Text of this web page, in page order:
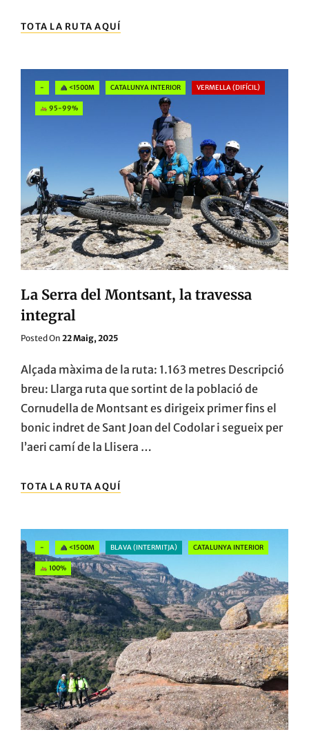
TOTA LA RUTA AQUÍ
DEL
BERTÍ-
TAGAMANENT
Categories
- <1500M CATALUNYA INTERIOR VERMELLA (DIFÍCIL)
95-99%
La Serra del Montsant, la travessa
integral
Posted On Posted
22 Maig, 2025
Alçada màxima de la ruta: 1.163 metres Descripció
breu: Llarga ruta que sortint de la població de
Cornudella de Montsant es dirigeix primer fins el
bonic indret de Sant Joan del Codolar i segueix per
l’aeri camí de la Llisera …
TOTA LA RUTA AQUÍ
SERRA
TRAVESSA
INTEGRAL
Categories
- <1500M BLAVA (INTERMITJA) CATALUNYA INTERIOR
100%